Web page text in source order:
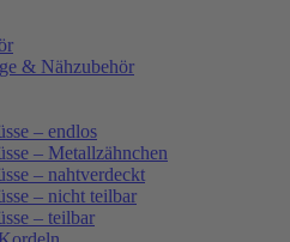
& Nähzubehör
– endlos
– Metallzähnchen
– nahtverdeckt
– nicht teilbar
– teilbar